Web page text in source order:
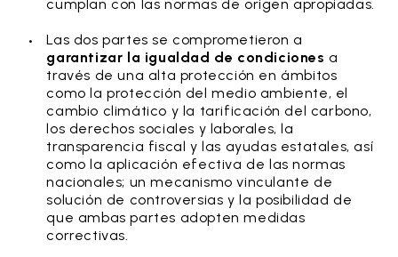
cumplan con las normas de origen apropiadas.
Las dos partes se comprometieron a
garantizar la igualdad de condiciones a
través de una alta protección en ámbitos
como la protección del medio ambiente, el
cambio climático y la tarificación del carbono,
los derechos sociales y laborales, la
transparencia fiscal y las ayudas estatales, así
como la aplicación efectiva de las normas
nacionales; un mecanismo vinculante de
solución de controversias y la posibilidad de
que ambas partes adopten medidas
correctivas.